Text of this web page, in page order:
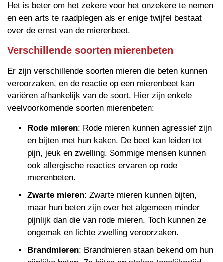
Het is beter om het zekere voor het onzekere te nemen
en een arts te raadplegen als er enige twijfel bestaat
over de ernst van de mierenbeet.
Verschillende soorten mierenbeten
Er zijn verschillende soorten mieren die beten kunnen
veroorzaken, en de reactie op een mierenbeet kan
variëren afhankelijk van de soort. Hier zijn enkele
veelvoorkomende soorten mierenbeten:
Rode mieren: Rode mieren kunnen agressief zijn
en bijten met hun kaken. De beet kan leiden tot
pijn, jeuk en zwelling. Sommige mensen kunnen
ook allergische reacties ervaren op rode
mierenbeten.
Zwarte mieren: Zwarte mieren kunnen bijten,
maar hun beten zijn over het algemeen minder
pijnlijk dan die van rode mieren. Toch kunnen ze
ongemak en lichte zwelling veroorzaken.
Brandmieren: Brandmieren staan bekend om hun